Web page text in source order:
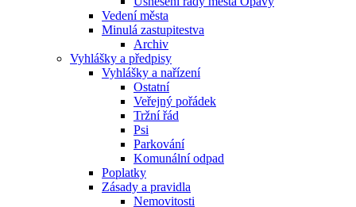
Vedení města
Minulá zastupitestva
Archiv
Vyhlášky a předpisy
Vyhlášky a nařízení
Ostatní
Veřejný pořádek
Tržní řád
Psi
Parkování
Komunální odpad
Poplatky
Zásady a pravidla
Nemovitosti